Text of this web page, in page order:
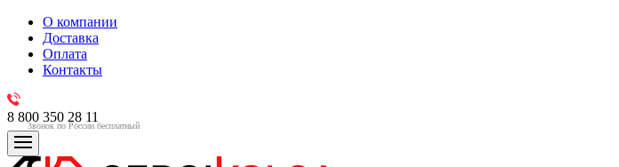
О компании
Доставка
Оплата
Контакты
8 800 350 28 11
Звонок по России бесплатный